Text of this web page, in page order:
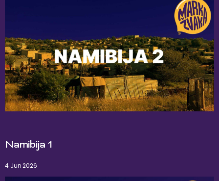
Namibija 1
4 Jun 2026